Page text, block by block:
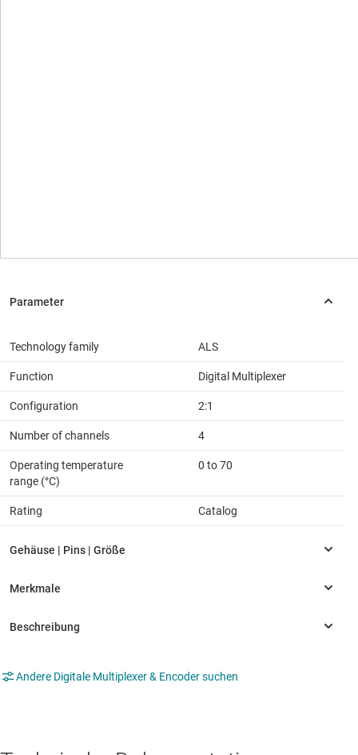
Technology family ALS
Function Digital Multiplexer
Configuration 2:1
Number of channels 4
Operating temperature
range (°C)
0 to 70
Rating Catalog
Andere Digitale Multiplexer & Encoder suchen